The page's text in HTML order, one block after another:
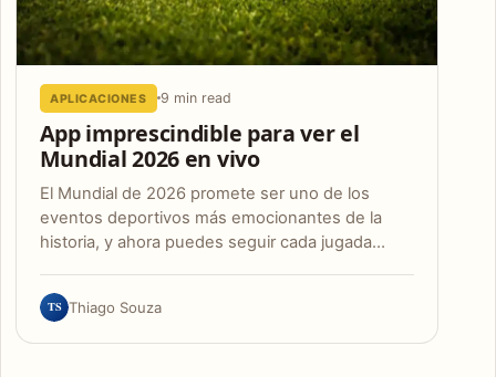
APLICACIONES 9 min read
App imprescindible para ver el
Mundial 2026 en vivo
El Mundial de 2026 promete ser uno de los
eventos deportivos más emocionantes de la
historia, y ahora puedes seguir cada jugada…
TS Thiago Souza